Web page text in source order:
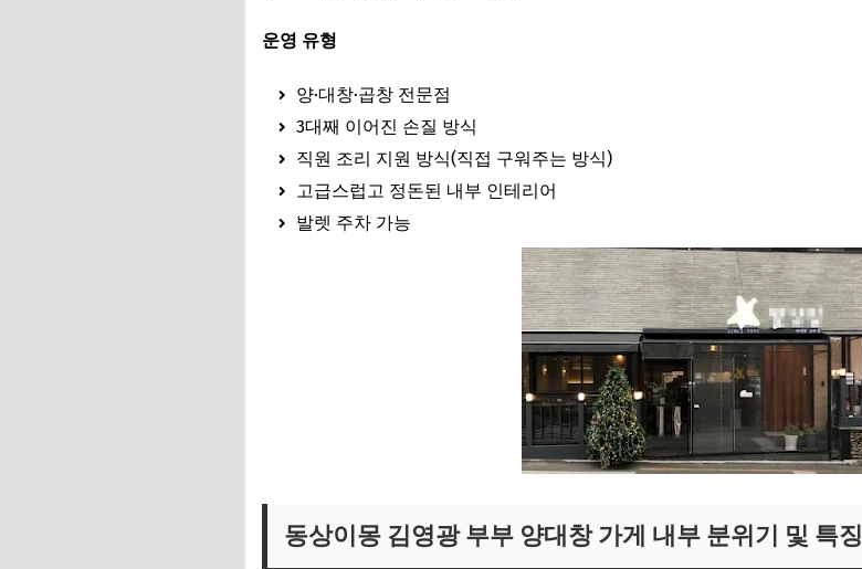
운영 유형
양·대창·곱창 전문점
3대째 이어진 손질 방식
직원 조리 지원 방식(직접 구워주는 방식)
고급스럽고 정돈된 내부 인테리어
발렛 주차 가능
동상이몽 김영광 부부 양대창 가게 내부 분위기 및 특징